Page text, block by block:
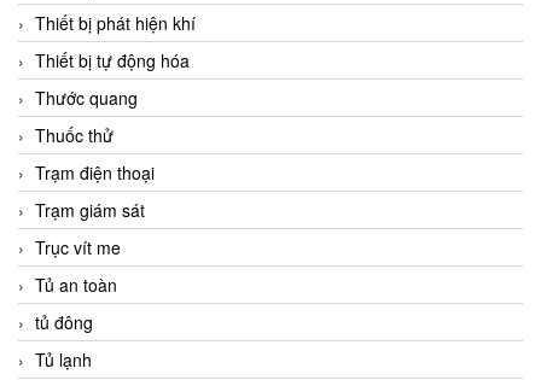
Thiết bị phát hiện khí
Thiết bị tự động hóa
Thước quang
Thuốc thử
Trạm điện thoại
Trạm giám sát
Trục vít me
Tủ an toàn
tủ đông
Tủ lạnh